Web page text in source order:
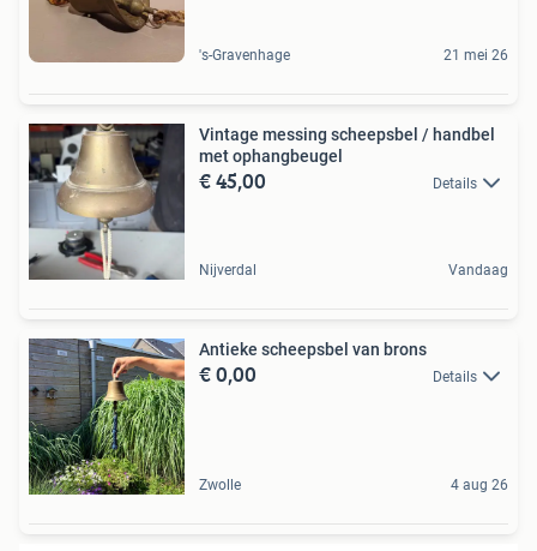
's-Gravenhage 21 mei 26
Vintage messing scheepsbel / handbel
met ophangbeugel
€ 45,00 Details
Nijverdal Vandaag
Antieke scheepsbel van brons
€ 0,00 Details
Zwolle 4 aug 26